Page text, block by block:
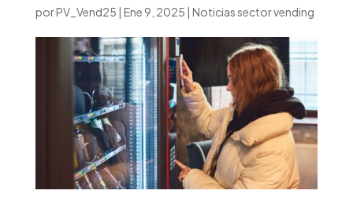
porPV_Vend25 | Ene 9, 2025 | Noticias sector vending